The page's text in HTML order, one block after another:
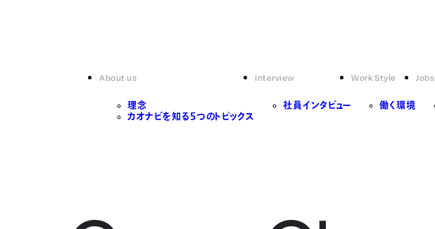
About us
理念
カオナビを知る5つのトピックス
Interview
社員インタビュー
Work Style
働く環境
Jobs